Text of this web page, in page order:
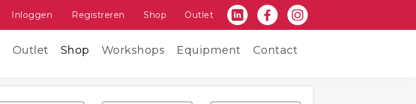
Inloggen Registreren Shop Outlet
Outlet Shop Workshops Equipment Contact